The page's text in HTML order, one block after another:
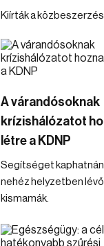
Kiírták a
A várandósoknak
krízishálózatot
létre a KDNP
Segítséget
nehéz helyzetben lévő
kismamák.